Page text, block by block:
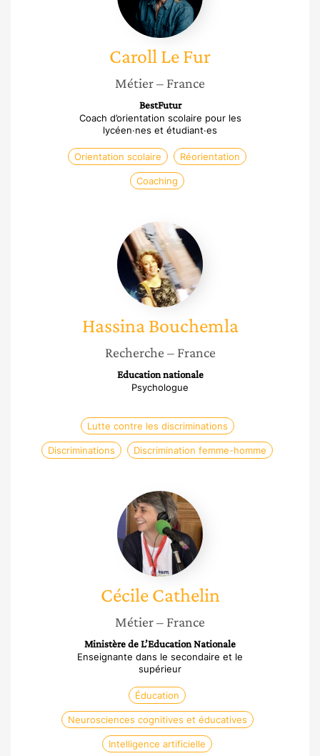
CarollLe Fur
Métier– France
BestFutur
Coach d’orientation scolaire pour les
lycéen·nes et étudiant·es
Orientation scolaire Réorientation
Coaching
Hassina
Bouchemla
Hassina Bouchemla
Recherche – France
Education nationale
Psychologue
Lutte contre les discriminations
Discriminations Discrimination femme-homme
Cécile
Cathelin
Cécile Cathelin
Métier– France
Ministère de L’Education Nationale
Enseignante dans le secondaire et le
supérieur
Éducation
Neurosciences cognitives et éducatives
Intelligence artificielle